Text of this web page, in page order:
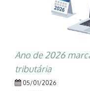
Ano de 2026
tributária
05/01/2026